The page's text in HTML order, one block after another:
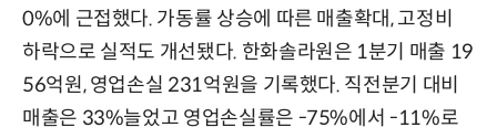
0%에 근접했다. 가동률 상승에 따른 매출확대, 고정비
하락으로 실적도 개선됐다. 한화솔라원은 1분기 매출 19
56억원, 영업손실 231억원을 기록했다. 직전분기 대비
매출은 33%늘었고 영업손실률은 -75%에서 -11%로